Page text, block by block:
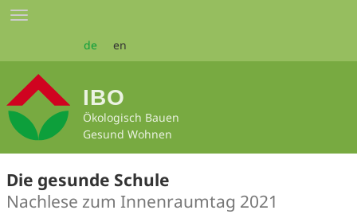
Zum
Seiteninhalt
Toggle
de en
IBO
Ökologisch Bauen
Gesund Wohnen
Die gesunde Schule
Nachlese zum Innenraumtag 2021